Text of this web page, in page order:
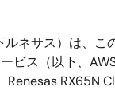
ネサス）は、こ
ビス（以下、
RX65N